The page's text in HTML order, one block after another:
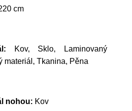
cm
Kov, Sklo, Laminovaný
materiál, Tkanina, Pěna
nohou: Kov